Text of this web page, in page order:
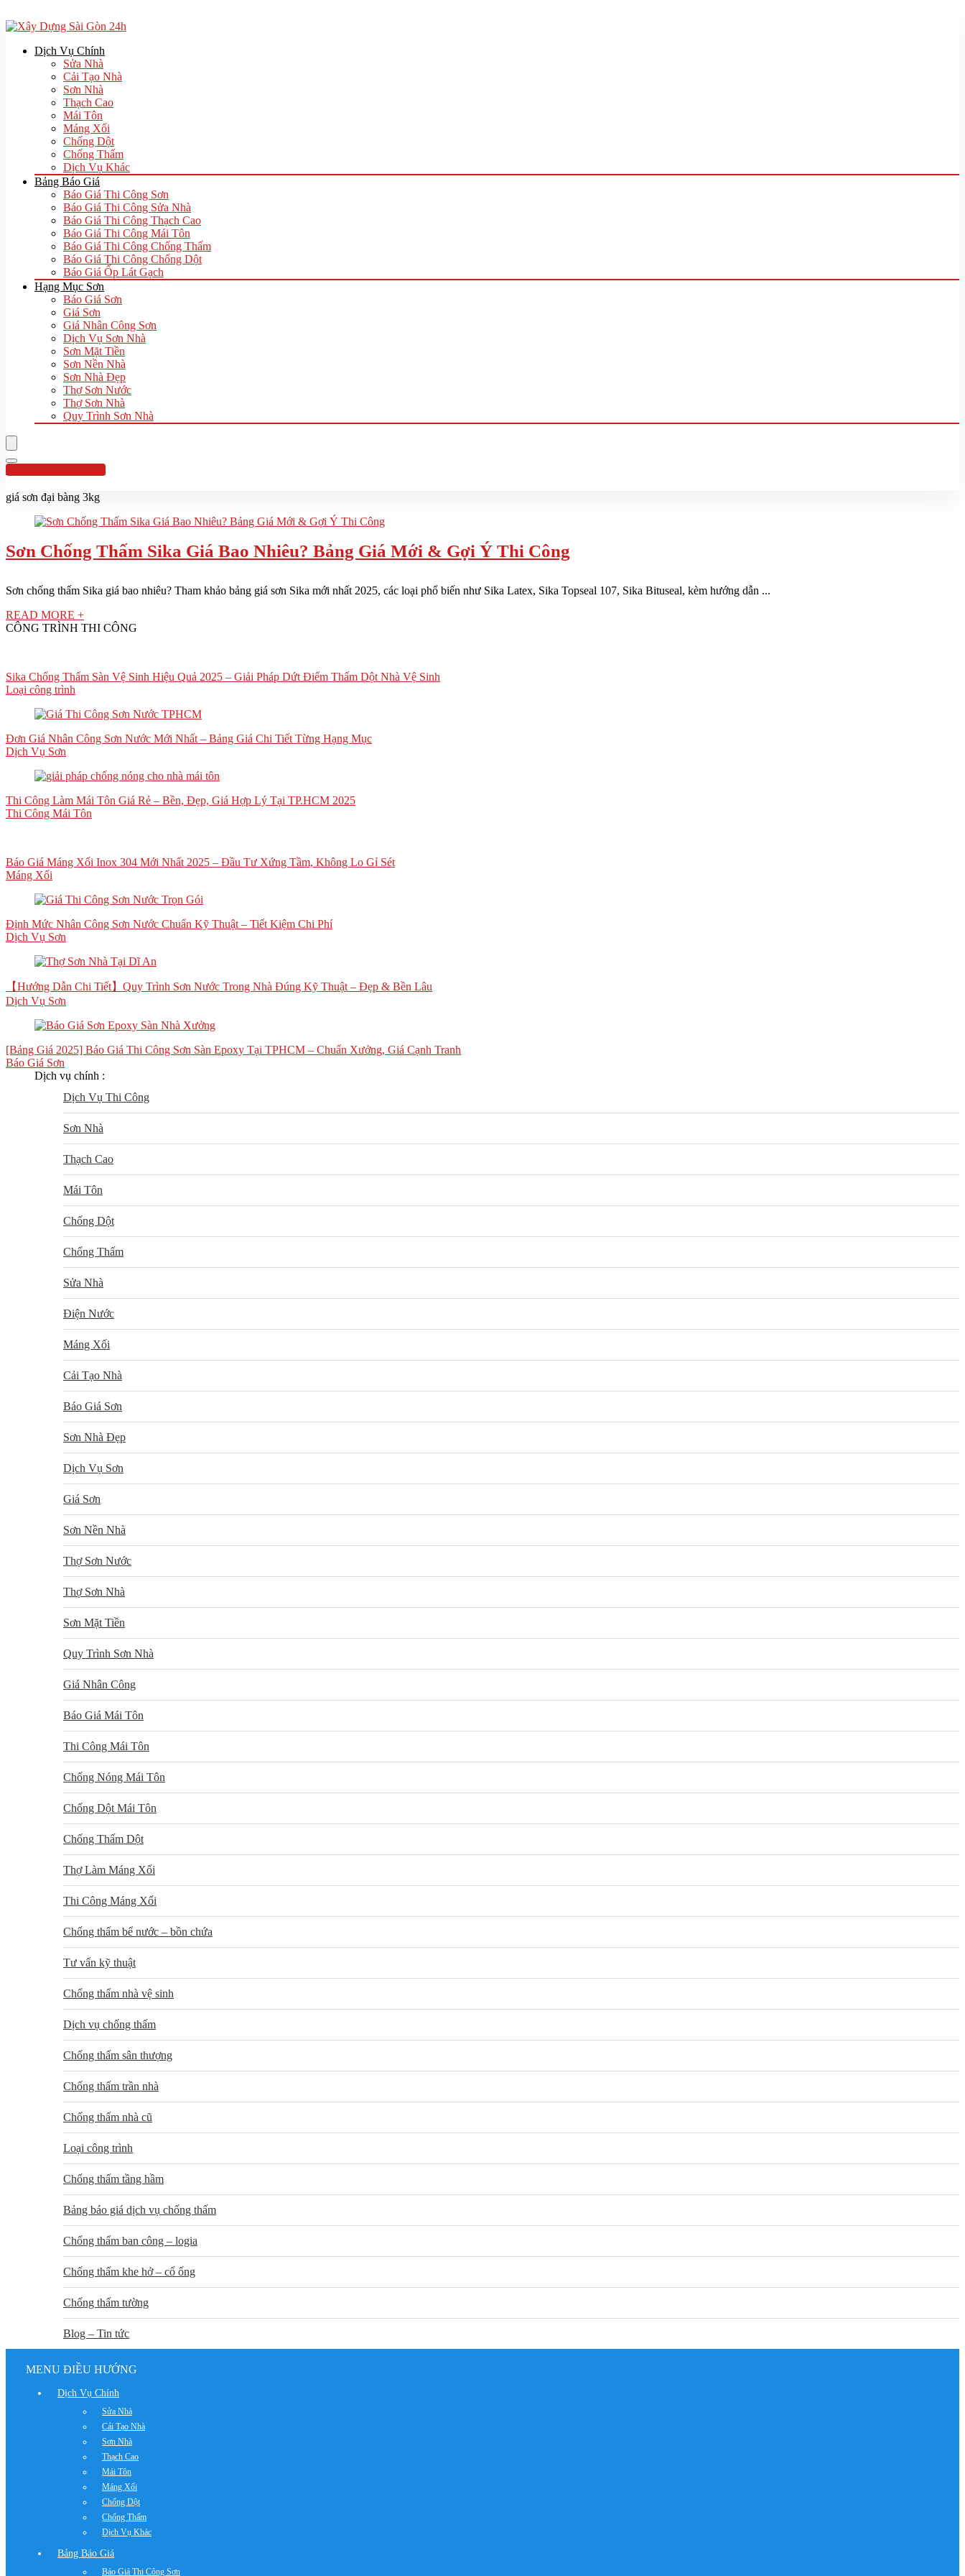
Dịch Vụ Chính
Sửa Nhà
Cải Tạo Nhà
Sơn Nhà
Thạch Cao
Mái Tôn
Máng Xối
Chống Dột
Chống Thấm
Dịch Vụ Khác
Bảng Báo Giá
Báo Giá Thi Công Sơn
Báo Giá Thi Công Sửa Nhà
Báo Giá Thi Công Thạch Cao
Báo Giá Thi Công Mái Tôn
Báo Giá Thi Công Chống Thấm
Báo Giá Thi Công Chống Dột
Báo Giá Ốp Lát Gạch
Hạng Mục Sơn
Báo Giá Sơn
Giá Sơn
Giá Nhân Công Sơn
Dịch Vụ Sơn Nhà
Sơn Mặt Tiền
Sơn Nền Nhà
Sơn Nhà Đẹp
Thợ Sơn Nước
Thợ Sơn Nhà
Quy Trình Sơn Nhà
Hotline:0961 894 472
giá sơn đại bàng 3kg
Sơn Chống Thấm Sika Giá Bao Nhiêu? Bảng Giá Mới & Gợi Ý Thi Công
Sơn chống thấm Sika giá bao nhiêu? Tham khảo bảng giá sơn Sika mới nhất 2025, các loại phổ biến như Sika Latex, Sika Topseal 107, Sika Bituseal, kèm hướng dẫn ...
READ MORE +
CÔNG TRÌNH THI CÔNG
Sika Chống Thấm Sàn Vệ Sinh Hiệu Quả 2025 – Giải Pháp Dứt Điểm Thấm Dột Nhà Vệ Sinh
Loại công trình
Đơn Giá Nhân Công Sơn Nước Mới Nhất – Bảng Giá Chi Tiết Từng Hạng Mục
Dịch Vụ Sơn
Thi Công Làm Mái Tôn Giá Rẻ – Bền, Đẹp, Giá Hợp Lý Tại TP.HCM 2025
Thi Công Mái Tôn
Báo Giá Máng Xối Inox 304 Mới Nhất 2025 – Đầu Tư Xứng Tầm, Không Lo Gỉ Sét
Máng Xối
Định Mức Nhân Công Sơn Nước Chuẩn Kỹ Thuật – Tiết Kiệm Chi Phí
Dịch Vụ Sơn
【Hướng Dẫn Chi Tiết】Quy Trình Sơn Nước Trong Nhà Đúng Kỹ Thuật – Đẹp & Bền Lâu
Dịch Vụ Sơn
[Bảng Giá 2025] Báo Giá Thi Công Sơn Sàn Epoxy Tại TPHCM – Chuẩn Xưởng, Giá Cạnh Tranh
Báo Giá Sơn
Dịch vụ chính :
Dịch Vụ Thi Công
Sơn Nhà
Thạch Cao
Mái Tôn
Chống Dột
Chống Thấm
Sửa Nhà
Điện Nước
Máng Xối
Cải Tạo Nhà
Báo Giá Sơn
Sơn Nhà Đẹp
Dịch Vụ Sơn
Giá Sơn
Sơn Nền Nhà
Thợ Sơn Nước
Thợ Sơn Nhà
Sơn Mặt Tiền
Quy Trình Sơn Nhà
Giá Nhân Công
Báo Giá Mái Tôn
Thi Công Mái Tôn
Chống Nóng Mái Tôn
Chống Dột Mái Tôn
Chống Thấm Dột
Thợ Làm Máng Xối
Thi Công Máng Xối
Chống thấm bể nước – bồn chứa
Tư vấn kỹ thuật
Chống thấm nhà vệ sinh
Dịch vụ chống thấm
Chống thấm sân thượng
Chống thấm trần nhà
Chống thấm nhà cũ
Loại công trình
Chống thấm tầng hầm
Bảng báo giá dịch vụ chống thấm
Chống thấm ban công – logia
Chống thấm khe hở – cổ ống
Chống thấm tường
Blog – Tin tức
MENU ĐIỀU HƯỚNG
Dịch Vụ Chính
Sửa Nhà
Cải Tạo Nhà
Sơn Nhà
Thạch Cao
Mái Tôn
Máng Xối
Chống Dột
Chống Thấm
Dịch Vụ Khác
Bảng Báo Giá
Báo Giá Thi Công Sơn